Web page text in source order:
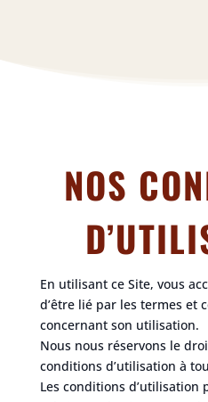
NOS
En utilisant ce Site, vous
d’être lié par les termes et
concernant son utilisation.
Nous nous réservons le
conditions d’utilisation à
Les conditions d’utilisation